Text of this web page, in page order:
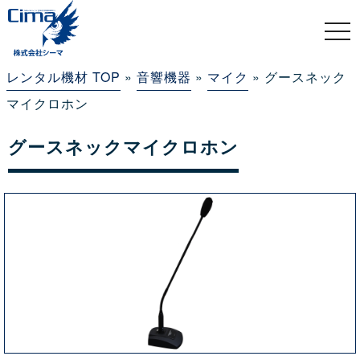
レンタル機材 TOP » 音響機器 » マイク » グースネック
マイクロホン
グースネックマイクロホン